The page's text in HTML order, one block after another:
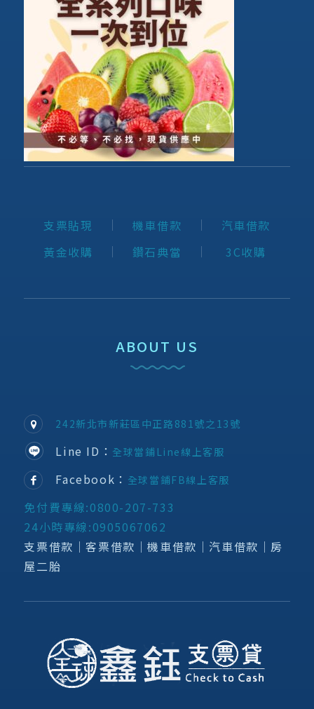
支票貼現 機車借款
汽車借款
黃金收購
鑽石典當 3C收購
ABOUT US
242新北市新莊區中正路881號之13號
Line ID： 全球當鋪Line線上客服
Facebook： 全球當鋪FB線上客服
免付費專線:0800-207-733
24小時專線:0905067062
支票借款│客票借款│機車借款│汽車借款│房
屋二胎